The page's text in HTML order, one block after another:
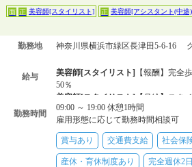
面 正 美容師[スタイリスト] 正 美容師[アシスタント(中途
勤務地 神奈川県横浜市緑区長津田5-6-16
給与 美容師[スタイリスト] 【報酬】完全
50％
美容師[スタイリスト] 【月給】スタ
保障含む）＋歩合給（フリー30％、
＋歩合給（フリー40％、指名50％）
美容師[アシスタント(中途)] 【月給】
美容師[アシスタント(新卒)] 【月給】
勤務時間
09:00 ～ 19:00 休憩1時間
雇用形態に応じて勤務時間相談可
賞与あり 交通費支給 社会保
産休・育休制度あり 完全週休2